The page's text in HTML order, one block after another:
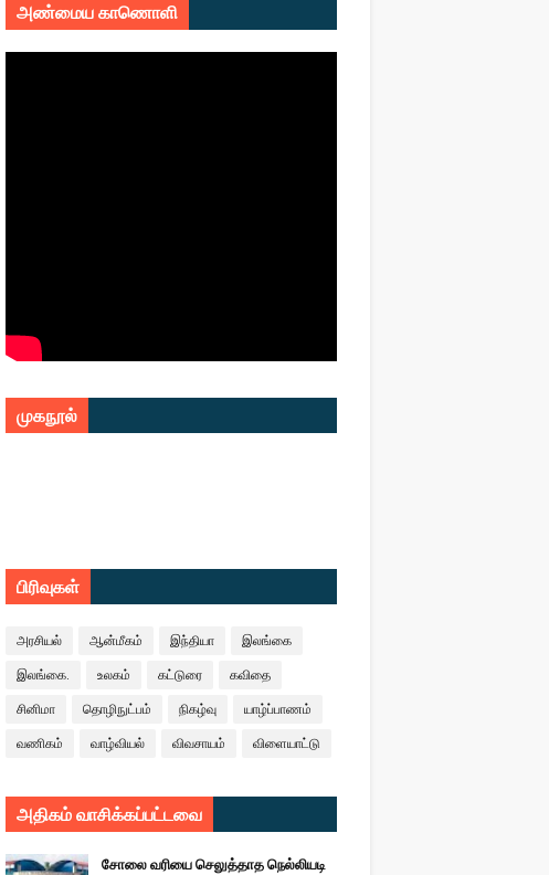
அண்மைய காணொளி
முகநூல்
பிரிவுகள்
அரசியல் ஆன்மீகம் இந்தியா இலங்கை
இலங்கை. உலகம் கட்டுரை கவிதை
சினிமா தொழிநுட்பம் நிகழ்வு யாழ்ப்பாணம்
வணிகம் வாழ்வியல் விவசாயம் விளையாட்டு
அதிகம் வாசிக்கப்பட்டவை
சோலை வரியை செலுத்தாத நெல்லியடி